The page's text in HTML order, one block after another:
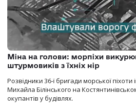
Міна на голови: морпіхи
штурмовиків з їхніх нір
Розвідники 36-ї бригади морської піхоти
Михайла Білінського на
окупантів у будівлях.